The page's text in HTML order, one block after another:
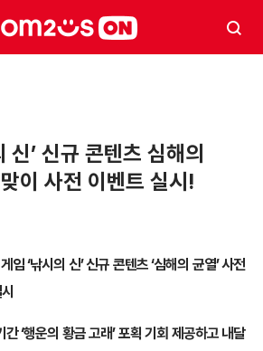
신’ 신규 콘텐츠 심해의
이 사전 이벤트 실시!
임 ‘낚시의 신’ 신규 콘텐츠 ‘심해의 균열’ 사전
‘행운의 황금 고래’ 포획 기회 제공하고 내달